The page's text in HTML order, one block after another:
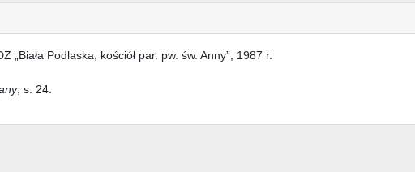
„Biała Podlaska, kościół par. pw. św. Anny”, 1987 r.
, s. 24.